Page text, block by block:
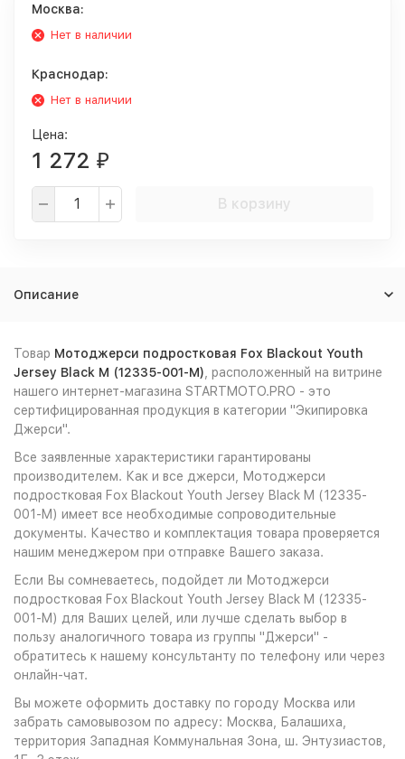
Москва:
Нет в наличии
Краснодар:
Нет в наличии
Цена:
1 272 ₽
В корзину
Описание
Товар Мотоджерси подростковая Fox Blackout Youth
Jersey Black M (12335-001-M) , расположенный на витрине
нашего интернет-магазина STARTMOTO.PRO - это
сертифицированная продукция в категории "Экипировка
Джерси".
Все заявленные характеристики гарантированы
производителем. Как и все джерси, Мотоджерси
подростковая Fox Blackout Youth Jersey Black M (12335-
001-M) имеет все необходимые сопроводительные
документы. Качество и комплектация товара проверяется
нашим менеджером при отправке Вашего заказа.
Если Вы сомневаетесь, подойдет ли Мотоджерси
подростковая Fox Blackout Youth Jersey Black M (12335-
001-M) для Ваших целей, или лучше сделать выбор в
пользу аналогичного товара из группы "Джерси" -
обратитесь к нашему консультанту по телефону или через
онлайн-чат.
Вы можете оформить доставку по городу Москва или
забрать самовывозом по адресу: Москва, Балашиха,
территория Западная Коммунальная Зона, ш. Энтузиастов,